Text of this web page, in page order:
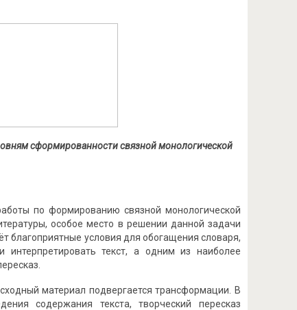
сформированности связной монологической
по формированию связной монологической
особое место в решении данной задачи
благоприятные условия для обогащения словаря,
текст, а одним из наиболее
материал подвергается трансформации. В
содержания текста, творческий пересказ